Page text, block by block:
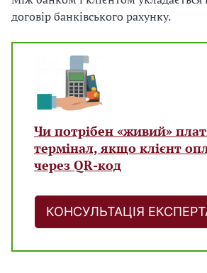
договір банківського рахунку.
Чи потрібен «живий»
термінал, якщо клієнт
через QR-код
КОНСУЛЬТАЦІЯ